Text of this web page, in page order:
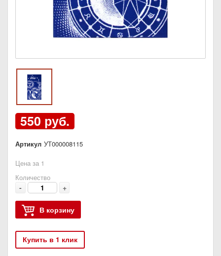
550 руб.
Артикул УТ000008115
Цена за 1
Количество
- +
В корзину
Купить в 1 клик